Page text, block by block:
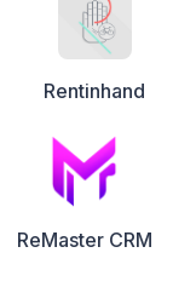
Rentinhand
ReMaster CRM